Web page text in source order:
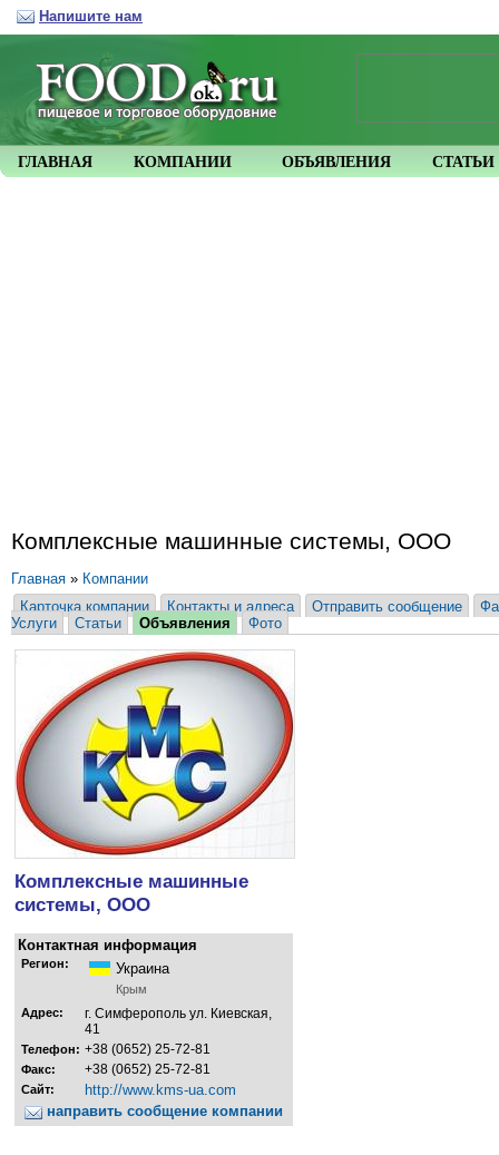
Комплексные машинные системы, ООО
Главная » Компании
Карточка компании
Контакты и адреса Отправить сообщение
Услуги
Статьи Объявления Фото
Комплексные машинные
системы, ООО
Контактная информация
Регион: Украина
Крым
Адрес:
г. Симферополь ул. Киевская,
41
Телефон: +38 (0652) 25-72-81
Факс: +38 (0652) 25-72-81
Сайт:
http://www.kms-ua.com
направить сообщение компании
ГЛАВНАЯ КОМПАНИИ ОБЪЯВЛЕНИЯ СТАТЬИ
Напишите нам